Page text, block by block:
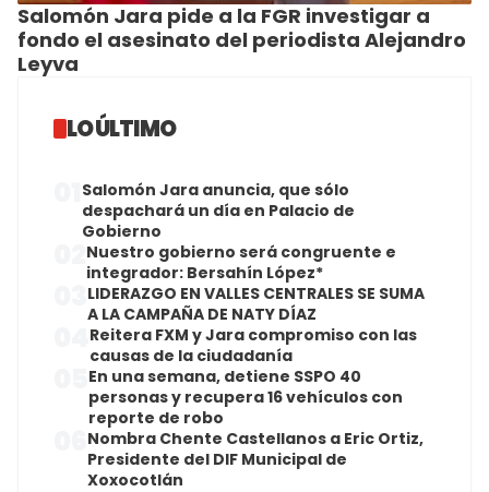
Salomón Jara pide a la FGR investigar a
fondo el asesinato del periodista Alejandro
Leyva
LO ÚLTIMO
Salomón Jara anuncia, que sólo
despachará un día en Palacio de
Gobierno
Nuestro gobierno será congruente e
integrador: Bersahín López*
LIDERAZGO EN VALLES CENTRALES SE SUMA
A LA CAMPAÑA DE NATY DÍAZ
Reitera FXM y Jara compromiso con las
causas de la ciudadanía
En una semana, detiene SSPO 40
personas y recupera 16 vehículos con
reporte de robo
Nombra Chente Castellanos a Eric Ortiz,
Presidente del DIF Municipal de
Xoxocotlán